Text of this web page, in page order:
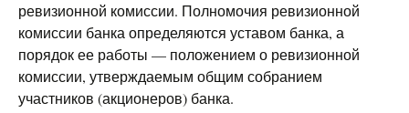
ревизионной комиссии. Полномочия ревизионной
комиссии банка определяются уставом банка, а
порядок ее работы — положением о ревизионной
комиссии, утверждаемым общим собранием
участников (акционеров) банка.